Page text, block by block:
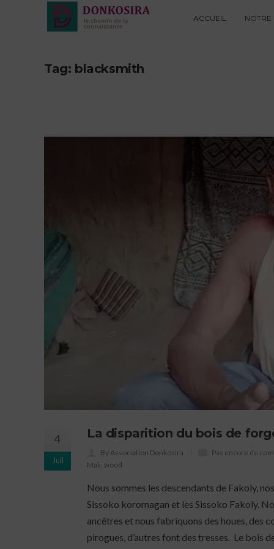
ACCUEIL NOTRE
Tag: blacksmith
4
Juil
La disparition du bois de
By Association Donkosira Pas encore de
Mali wood
Nous sommes les descendants de Fakoly,
Sissoko koromagan et les Sissoko Fakoly.
ancêtres et nous fabriquons des houes, des
pirogues, d’autres font des tresses. Le bois